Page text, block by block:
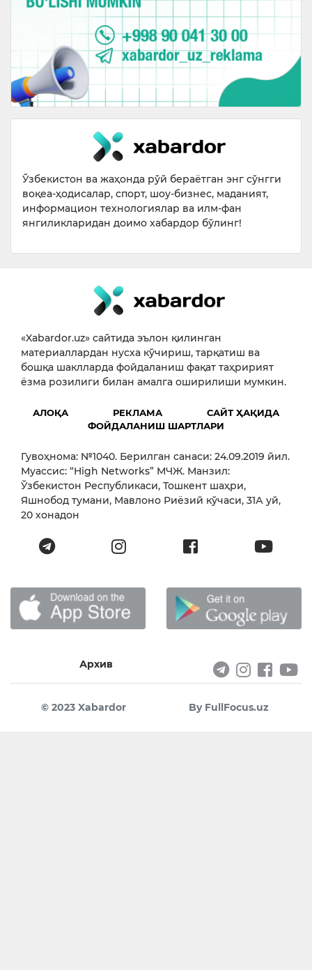
Ўзбекистон ва жаҳонда рўй бераётган энг сўнгги
воқеа-ҳодисалар, спорт, шоу-бизнес, маданият,
информацион технологиялар ва илм-фан
янгиликларидан доимо хабардор бўлинг!
«Xabardor.uz» сайтида эълон қилинган
материаллардан нусха кўчириш, тарқатиш ва
бошқа шаклларда фойдаланиш фақат таҳририят
ёзма розилиги билан амалга оширилиши мумкин.
АЛОҚА РЕКЛАМА
САЙТ ҲАҚИДА
ФОЙДАЛАНИШ ШАРТЛАРИ
Гувоҳнома: №1040. Берилган санаси: 24.09.2019 йил.
Муассис: “High Networks” МЧЖ. Манзил:
Ўзбекистон Республикаси, Тошкент шаҳри,
Яшнобод тумани, Мавлоно Риёзий кўчаси, 31А уй,
20 хонадон
Архив
© 2023 Xabardor By FullFocus.uz